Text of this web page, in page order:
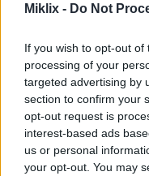
Miklix - Do Not
If you wish to opt-out
processing of your
targeted advertising by
section to confirm your
opt-out request is
interest-based ads
us or personal
your opt-out. You may
taux de malate de
l'humeur comme la
composé favorise
essentiel à la
neurotransmission.
supplémentation
santé mentale.